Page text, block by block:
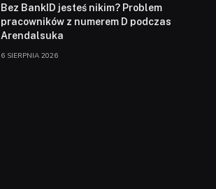
Bez BankID jesteś nikim? Problem
pracowników z numerem D podczas
Arendalsuka
6 SIERPNIA 2026